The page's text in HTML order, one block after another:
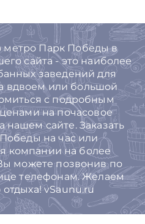
метро Парк Победы в
сайта - это наиболее
заведений для
вдвоем или большой
с подробным
на почасовое
сайте. Заказать
на час или
компании на более
можете позвонив по
телефонам. Желаем
vSaunu.ru